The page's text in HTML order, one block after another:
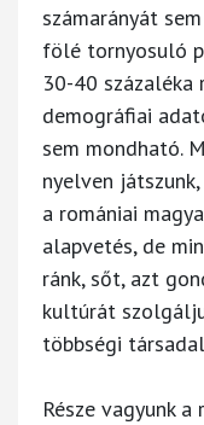
számarányát
fölé tornyosuló
30-40 százaléka
demográfiai
sem mondható.
nyelven
a romániai
alapvetés, de
ránk, sőt, azt
kultúrát
többségi
Része vagyunk